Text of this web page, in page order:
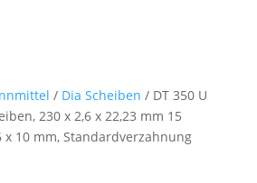
/ Dia Scheiben / DT 350 U
230 x 2,6 x 22,23 mm 15
x 10 mm, Standardverzahnung